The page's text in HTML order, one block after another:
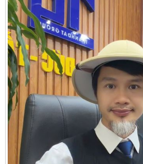
Cần thuê MBKD tại Phường Lĩnh Nam
Cần thuê MBKD tại Phường Hồng Hà
Cần thuê MBKD tại Phường Láng
Cần thuê MBKD tại Phường Văn Miếu
Cần thuê MBKD tại Phường Kim Liên
Cần thuê MBKD tại Phường Bạch Mai
Cần thuê MBKD tại Phường Vĩnh Tuy